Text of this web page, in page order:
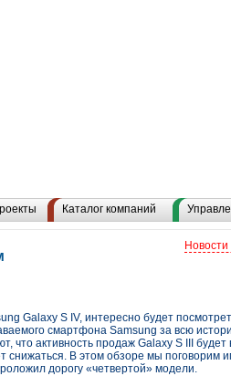
Каталог компаний
Galaxy S IV, интересно будет
смартфона Samsung за всю
что активность продаж Galaxy S III будет
снижаться. В этом обзоре мы поговорим
дорогу «четвертой» модели.